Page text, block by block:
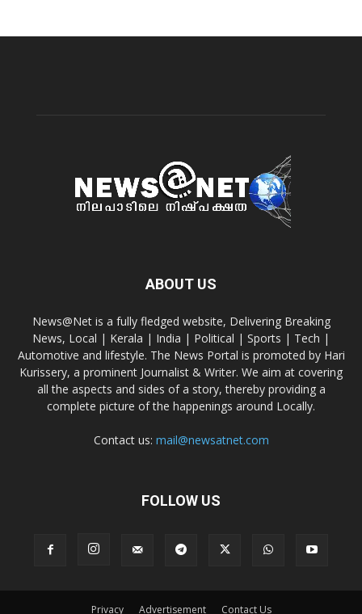
ABOUT US
News@Net is a fully fledged website, Delivering Breaking
News, Local | Kerala | India | Political | Sports | Tech |
Automotive and lifestyle. The News Portal is promoted by Hari
Kurissery, a prominent Journalist & Writer. We aim at covering
all the aspects and sides of a story, thereby providing a
complete picture of the happenings around Locally.
Contact us: mail@newsatnet.com
FOLLOW US
Privacy Advertisement Contact Us